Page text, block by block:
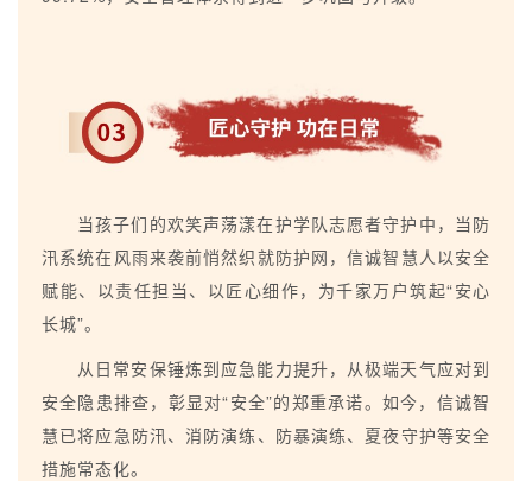
当孩子们的欢笑声荡漾在护学队志愿者守护中，当防
汛系统在风雨来袭前悄然织就防护网，信诚智慧人以安全
赋能、以责任担当、以匠心细作，为千家万户筑起“安心
长城”。
从日常安保锤炼到应急能力提升，从极端天气应对到
安全隐患排查，彰显对“安全”的郑重承诺。如今，信诚智
慧已将应急防汛、消防演练、防暴演练、夏夜守护等安全
措施常态化。